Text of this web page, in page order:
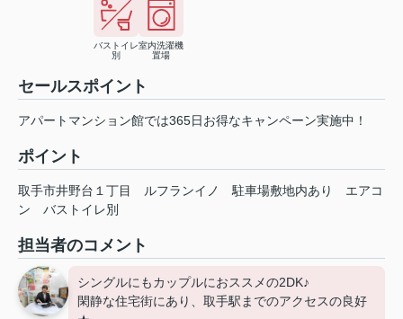
バストイレ
別
室内洗濯機
置場
セールスポイント
アパートマンション館では365日お得なキャンペーン実施中！
ポイント
取手市井野台１丁目 ルフランイノ 駐車場敷地内あり
エアコ
ン
バストイレ別
担当者のコメント
シングルにもカップルにおススメの2DK♪
閑静な住宅街にあり、取手駅までのアクセスの良好